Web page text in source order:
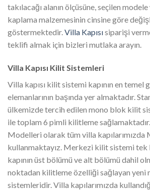
takılacağı alanın ölçüsüne, seçilen
kaplama malzemesinin cinsine göre
göstermektedir.Villa Kapısısiparişi
teklifi almak için bizleri mutlaka arayın.
Villa Kapısı Kilit Sistemleri
Villa kapısı kilit sistemi kapının en temel
elemanlarının başında yer almaktadır.
ülkemizde tercih edilen mono blok kilit
ile toplam 6 pimli kilitleme sağlamaktadır.
Modelleri olarak tüm villa
kullanmaktayız. Merkezi kilit sistemi tek
kapının üst bölümü ve alt bölümü dahil
noktadan kilitleme özelliği sağlayan yeni
sistemleridir. Villa kapılarımızda